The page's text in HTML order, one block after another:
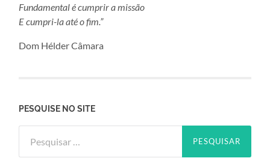
Fundamental é cumprir a missão
E cumpri-la até o fim.”
Dom Hélder Câmara
PESQUISE NO SITE
por: